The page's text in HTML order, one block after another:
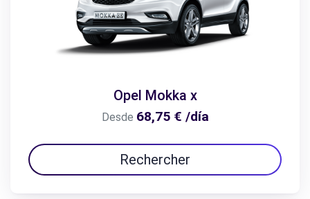
Opel Mokka x
Desde 68,75 € /día
Rechercher